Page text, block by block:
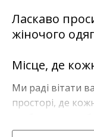
Ласкаво
жіночого
Місце, де
Ми раді вітати
просторі, де